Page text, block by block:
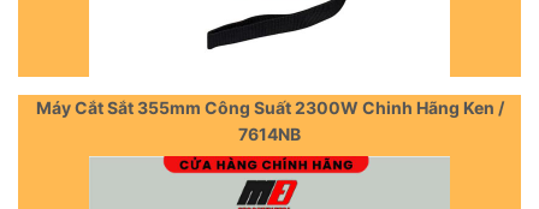
Máy Cắt Sắt 355mm Công Suất 2300W Chinh Hãng Ken /
7614NB